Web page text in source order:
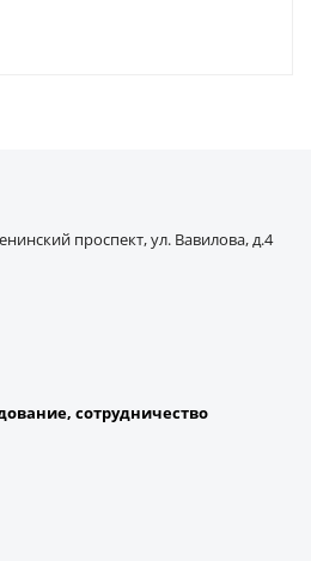
проспект, ул. Вавилова, д.4
cотрудничество